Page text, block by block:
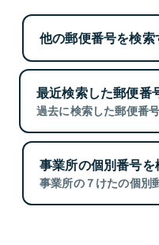
他の郵便番号を検索
最近検索した郵便番
過去に検索した郵便番
事業所の個別番号を
事業所の７けたの個別